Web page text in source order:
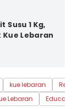
Susu 1 Kg,
Lebaran
kue lebaran
Lebaran
Educate